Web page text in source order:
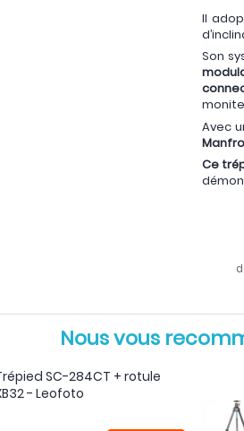
Il
Son
Avec
Ce
Nous vous
SC-284CT + rotule
- Leofoto